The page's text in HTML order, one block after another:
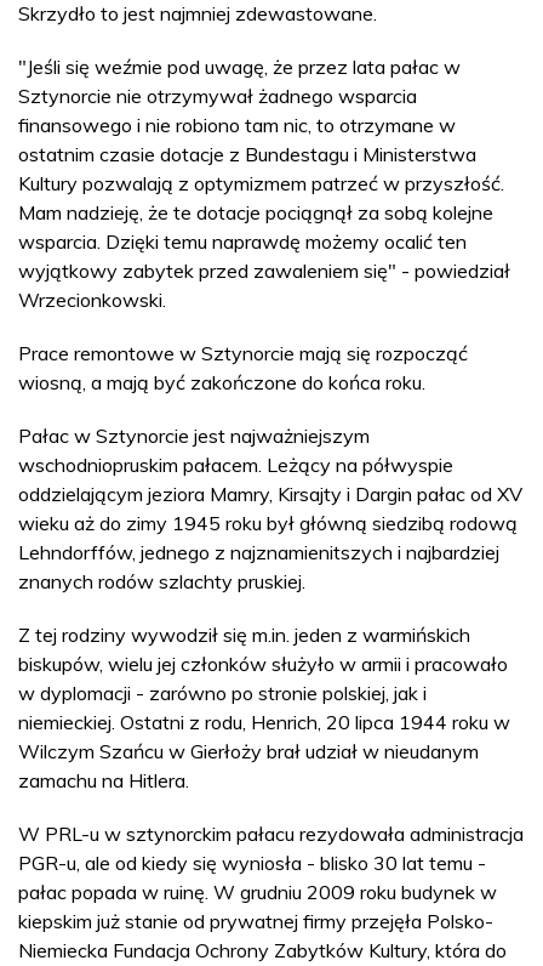
Skrzydło to jest najmniej zdewastowane.
"Jeśli się weźmie pod uwagę, że przez lata pałac w
Sztynorcie nie otrzymywał żadnego wsparcia
finansowego i nie robiono tam nic, to otrzymane w
ostatnim czasie dotacje z Bundestagu i Ministerstwa
Kultury pozwalają z optymizmem patrzeć w przyszłość.
Mam nadzieję, że te dotacje pociągnął za sobą kolejne
wsparcia. Dzięki temu naprawdę możemy ocalić ten
wyjątkowy zabytek przed zawaleniem się" - powiedział
Wrzecionkowski.
Prace remontowe w Sztynorcie mają się rozpocząć
wiosną, a mają być zakończone do końca roku.
Pałac w Sztynorcie jest najważniejszym
wschodniopruskim pałacem. Leżący na półwyspie
oddzielającym jeziora Mamry, Kirsajty i Dargin pałac od XV
wieku aż do zimy 1945 roku był główną siedzibą rodową
Lehndorffów, jednego z najznamienitszych i najbardziej
znanych rodów szlachty pruskiej.
Z tej rodziny wywodził się m.in. jeden z warmińskich
biskupów, wielu jej członków służyło w armii i pracowało
w dyplomacji - zarówno po stronie polskiej, jak i
niemieckiej. Ostatni z rodu, Henrich, 20 lipca 1944 roku w
Wilczym Szańcu w Gierłoży brał udział w nieudanym
zamachu na Hitlera.
W PRL-u w sztynorckim pałacu rezydowała administracja
PGR-u, ale od kiedy się wyniosła - blisko 30 lat temu -
pałac popada w ruinę. W grudniu 2009 roku budynek w
kiepskim już stanie od prywatnej firmy przejęła Polsko-
Niemiecka Fundacja Ochrony Zabytków Kultury, która do